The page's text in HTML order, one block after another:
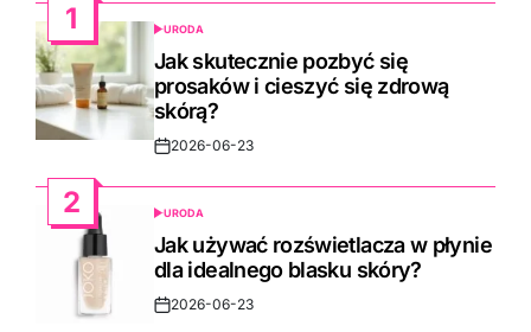
1
POSTED
IN
URODA
Jak skutecznie pozbyć się
prosaków i cieszyć się zdrową
skórą?
Post2026-06-23
2
POSTED
IN
URODA
Jak używać rozświetlacza w płynie
dla idealnego blasku skóry?
Post2026-06-23